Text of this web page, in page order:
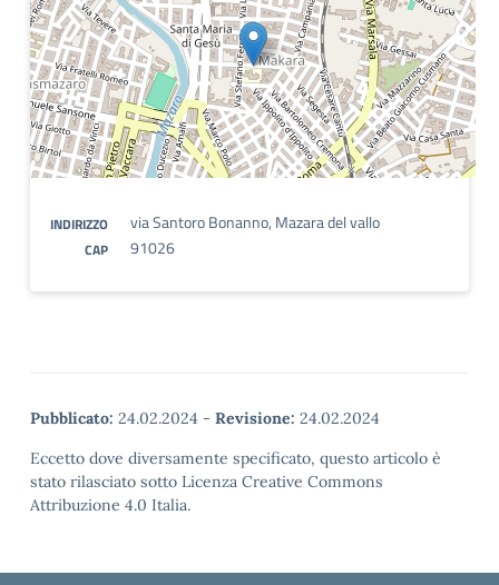
INDIRIZZO via Santoro Bonanno, Mazara del vallo
CAP 91026
Pubblicato: 24.02.2024 - Revisione: 24.02.2024
Eccetto dove diversamente specificato, questo articolo è
stato rilasciato sotto Licenza Creative Commons
Attribuzione 4.0 Italia.